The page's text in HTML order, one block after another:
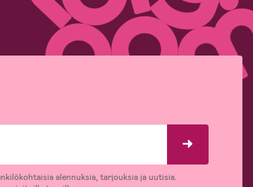
alennuksia, tarjouksia ja uutisia.